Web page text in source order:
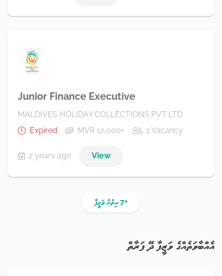
Junior Finance Executive
MALDIVES HOLIDAY COLLECTIONS PVT LTD
Expired
MVR 12,000+ 1 Vacancy
2 years ago View
+7 އިތުރު ވަޒީފާ
އެއްބާވަތެއްގެ ވަޒީފާ ދޭ ފަރާތް